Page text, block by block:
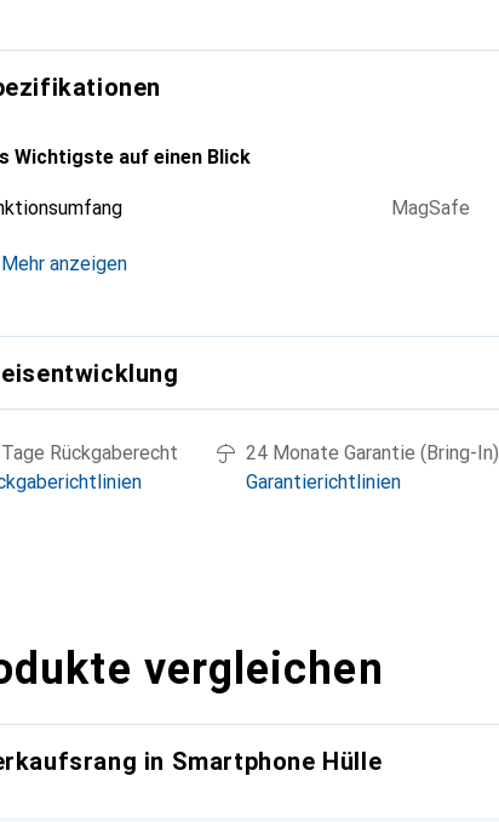
Wichtigste auf einen Blick
MagSafe
Mehr anzeigen
Rückgaberecht
24 Monate Garantie (Bring-In)
Garantierichtlinien
vergleichen
in Smartphone Hülle